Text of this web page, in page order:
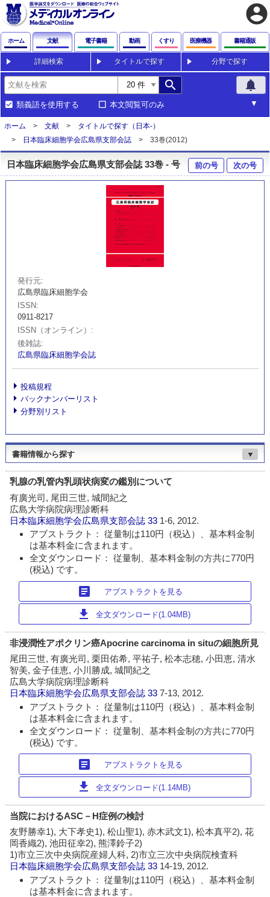
account_circle
ホーム 文献 電子書籍 動画 くすり 医療機器 書籍通販
詳細検索 タイトルで探す 分野で探す
search notifications
類義語を使用する 本文閲覧可のみ
ホーム 文献
タイトルで探す（日本-）
日本臨床細胞学会広島県支部会誌
33巻(2012)
日本臨床細胞学会広島県支部会誌 33巻 - 号 前の号 次の号
発行元
広島県臨床細胞学会
ISSN
0911-8217
ISSN（オンライン）
後雑誌
広島県臨床細胞学会誌
投稿規程
バックナンバーリスト
分野別リスト
書籍情報から探す ▼
乳腺の乳管内乳頭状病変の鑑別について
有廣光司, 尾田三世, 城間紀之
広島大学病院病理診断科
日本臨床細胞学会広島県支部会誌 33 1-6, 2012.
アブストラクト： 従量制は110円（税込）、基本料金制
は基本料金に含まれます。
全文ダウンロード： 従量制、基本料金制の方共に770円
(税込) です。
article アブストラクトを見る
download 全文ダウンロード(1.04MB)
非浸潤性アポクリン癌Apocrine carcinoma in situの細胞所見
尾田三世, 有廣光司, 栗田佑希, 平祐子, 松本志穂, 小田恵, 清水
智美, 金子佳恵, 小川勝成, 城間紀之
広島大学病院病理診断科
日本臨床細胞学会広島県支部会誌 337-13, 2012.
アブストラクト： 従量制は110円（税込）、基本料金制
は基本料金に含まれます。
全文ダウンロード： 従量制、基本料金制の方共に770円
(税込) です。
article アブストラクトを見る
download 全文ダウンロード(1.14MB)
当院におけるASC－H症例の検討
友野勝幸1), 大下孝史1), 松山聖1), 赤木武文1), 松本真平2), 花
岡香織2), 池田征幸2), 熊澤鈴子2)
1)市立三次中央病院産婦人科, 2)市立三次中央病院検査科
日本臨床細胞学会広島県支部会誌 33 14-19, 2012.
アブストラクト： 従量制は110円（税込）、基本料金制
は基本料金に含まれます。